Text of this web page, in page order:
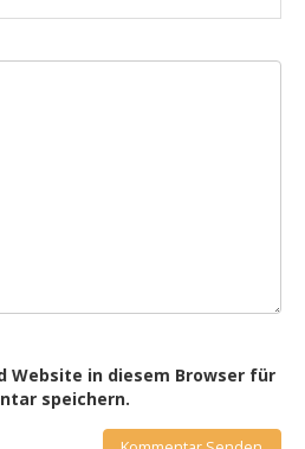
Website in diesem Browser für
speichern.